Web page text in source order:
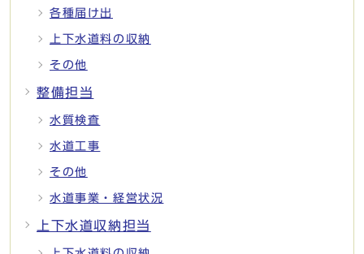
各種届け出
上下水道料の収納
その他
整備担当
水質検査
水道工事
その他
水道事業・経営状況
上下水道収納担当